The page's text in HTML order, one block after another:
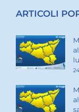
ARTICOLI